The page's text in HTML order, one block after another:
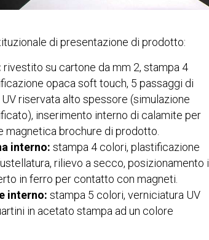
di presentazione di prodotto:
rivestito su cartone da mm 2, stampa 4
opaca soft touch, 5 passaggi di
UV riservata alto spessore (simulazione
inserimento interno di calamite per
magnetica brochure di prodotto.
interno: stampa 4 colori, plastificazione
rilievo a secco, posizionamento
in ferro per contatto con magneti.
interno: stampa 5 colori, verniciatura UV
in acetato stampa ad un colore